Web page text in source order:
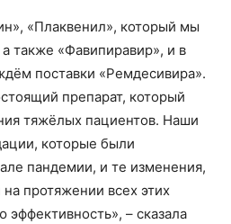
«Плаквенил», который мы
также «Фавипиравир», и в
поставки «Ремдесивира».
препарат, который
тяжёлых пациентов. Наши
которые были
пандемии, и те изменения,
протяжении всех этих
эффективность», – сказала